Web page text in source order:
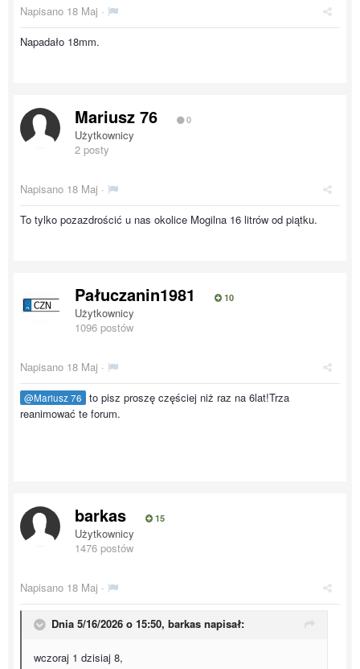
Napisano 18 Maj ·
Napadało 18mm.
Mariusz 76 0
Użytkownicy
2 posty
Napisano 18 Maj ·
To tylko pozazdrościć u nas okolice Mogilna 16 litrów od piątku.
Pałuczanin1981 10
Użytkownicy
1096 postów
Napisano 18 Maj ·
@Mariusz 76
to pisz proszę częściej niż raz na 6lat!Trza
reanimować te forum.
barkas 15
Użytkownicy
1476 postów
Napisano 18 Maj ·
Dnia 5/16/2026 o 15:50, barkas napisał:
wczoraj 1 dzisiaj 8,